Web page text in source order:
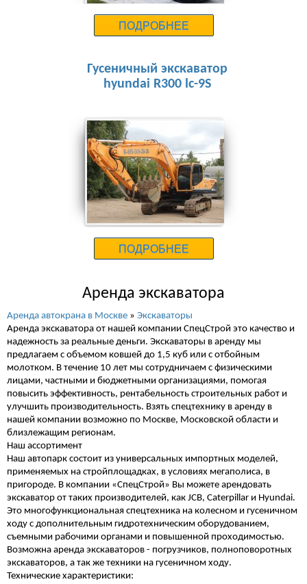
ПОДРОБНЕЕ
Гусеничный экскаватор
hyundai R300 lc-9S
ПОДРОБНЕЕ
25000 руб.
Аренда экскаватора
Аренда автокрана в Москве » Экскаваторы
Аренда экскаватора от нашей компании СпецСтрой это качество и
надежность за реальные деньги. Экскаваторы в аренду мы
предлагаем с объемом ковшей до 1,5 куб или с отбойным
молотком. В течение 10 лет мы сотрудничаем с физическими
лицами, частными и бюджетными организациями, помогая
повысить эффективность, рентабельность строительных работ и
улучшить производительность. Взять спецтехнику в аренду в
нашей компании возможно по Москве, Московской области и
близлежащим регионам.
Наш ассортимент
Наш автопарк состоит из универсальных импортных моделей,
применяемых на стройплощадках, в условиях мегаполиса, в
пригороде. В компании «СпецСтрой» Вы можете арендовать
экскаватор от таких производителей, как JCB, Caterpillar и Hyundai.
Это многофункциональная спецтехника на колесном и гусеничном
ходу с дополнительным гидротехническим оборудованием,
съемными рабочими органами и повышенной проходимостью.
Возможна аренда экскаваторов - погрузчиков, полноповоротных
экскаваторов, а так же техники на гусеничном ходу.
Технические характеристики: